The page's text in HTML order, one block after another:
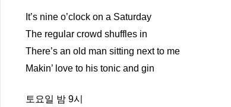
It’s nine o’clock on a Saturday
The regular crowd shuffles in
There’s an old man sitting next to me
Makin’ love to his tonic and gin
토요일 밤 9시